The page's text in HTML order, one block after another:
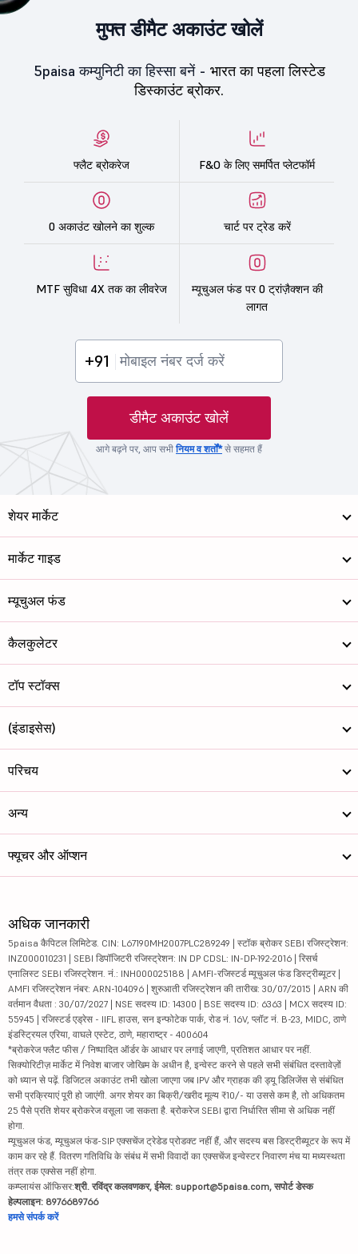
मुफ्त डीमैट अकाउंट खोलें
5paisa कम्युनिटी का हिस्सा बनें - भारत का पहला लिस्टेड
डिस्काउंट ब्रोकर.
फ्लैट ब्रोकरेज F&O के लिए समर्पित प्लेटफॉर्म
0 अकाउंट खोलने का शुल्क चार्ट पर ट्रेड करें
MTF सुविधा 4X तक का लीवरेज
म्यूचुअल फंड पर 0 ट्रांज़ैक्शन की
लागत
+91
डीमैट अकाउंट खोलें
आगे बढ़ने पर, आप सभीनियम व शर्तों*से सहमत हैं
शेयर मार्केट
मार्केट गाइड
म्यूचुअल फंड
कैलकुलेटर
टॉप स्टॉक्स
(इंडाइसेस)
परिचय
अन्य
फ्यूचर और ऑप्शन
अधिक जानकारी
5paisa कैपिटल लिमिटेड. CIN: L67190MH2007PLC289249 | स्टॉक ब्रोकर SEBI रजिस्ट्रेशन:
INZ000010231 | SEBI डिपॉजिटरी रजिस्ट्रेशन: IN DP CDSL: IN-DP-192-2016 | रिसर्च
एनालिस्ट SEBI रजिस्ट्रेशन. नं.: INH000025188 | AMFI-रजिस्टर्ड म्यूचुअल फंड डिस्ट्रीब्यूटर |
AMFI रजिस्ट्रेशन नंबर: ARN-104096 | शुरुआती रजिस्ट्रेशन की तारीख: 30/07/2015 | ARN की
वर्तमान वैधता : 30/07/2027 | NSE सदस्य ID: 14300 | BSE सदस्य ID: 6363 | MCX सदस्य ID:
55945 | रजिस्टर्ड एड्रेस - IIFL हाउस, सन इन्फोटेक पार्क, रोड नं. 16V, प्लॉट नं. B-23, MIDC, ठाणे
इंडस्ट्रियल एरिया, वाघले एस्टेट, ठाणे, महाराष्ट्र - 400604
*ब्रोकरेज फ्लैट फीस / निष्पादित ऑर्डर के आधार पर लगाई जाएगी, प्रतिशत आधार पर नहीं.
सिक्योरिटीज़ मार्केट में निवेश बाजार जोखिम के अधीन है, इन्वेस्ट करने से पहले सभी संबंधित दस्तावेज़ों
को ध्यान से पढ़ें. डिजिटल अकाउंट तभी खोला जाएगा जब IPV और ग्राहक की ड्यू डिलिजेंस से संबंधित
सभी प्रक्रियाएं पूरी हो जाएंगी. अगर शेयर का बिक्री/खरीद मूल्य ₹10/- या उससे कम है, तो अधिकतम
25 पैसे प्रति शेयर ब्रोकरेज वसूला जा सकता है. ब्रोकरेज SEBI द्वारा निर्धारित सीमा से अधिक नहीं
होगा.
म्यूचुअल फंड, म्यूचुअल फंड-SIP एक्सचेंज ट्रेडेड प्रोडक्ट नहीं हैं, और सदस्य बस डिस्ट्रीब्यूटर के रूप में
काम कर रहे हैं. वितरण गतिविधि के संबंध में सभी विवादों का एक्सचेंज इन्वेस्टर निवारण मंच या मध्यस्थता
तंत्र तक एक्सेस नहीं होगा.
कम्प्लायंस ऑफिसर:श्री. रविंद्र कलवणकर, ईमेल: support@5paisa.com, सपोर्ट डेस्क
हेल्पलाइन: 8976689766
हमसे संपर्क करें